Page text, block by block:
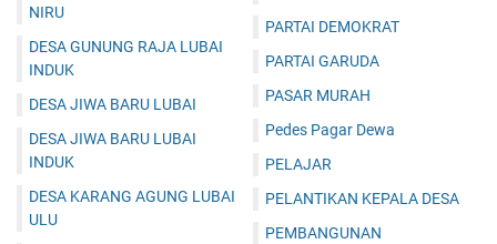
NIRU
DESA GUNUNG RAJA LUBAI
INDUK
DESA JIWA BARU LUBAI
DESA JIWA BARU LUBAI
INDUK
DESA KARANG AGUNG LUBAI
ULU
PARTAI DEMOKRAT
PARTAI GARUDA
PASAR MURAH
Pedes Pagar Dewa
PELAJAR
PELANTIKAN KEPALA DESA
PEMBANGUNAN